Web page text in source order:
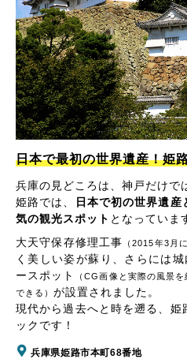
日本で最初の世界遺産！姫
兵庫の見どころは、神戸だけで
姫路では、
日本で初の世界遺
気の観光スポット となっていま
大天守保存修理工事
（2015年3月
く美しい姿が蘇り、さらには
ースポット
（CG画像と実際の風景
できる） が設置されました。
現代から過去へと時を遡る、姫
ックです！
兵庫県姫路市本町68番地